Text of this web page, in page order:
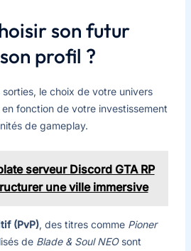
son futur
profil ?
le choix de votre univers
fonction de votre investissement
de gameplay.
serveur Discord GTA RP
une ville immersive
(PvP), des titres comme Pioner
de Blade & Soul NEOsont